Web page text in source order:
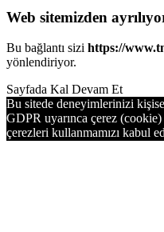
Web sitemizden
Bu bağlantı sizi https://
yönlendiriyor.
Sayfada Kal Devam Et
Bu sitede deneyimlerinizi
GDPR uyarınca çerez
çerezleri kullanmamızı kabul